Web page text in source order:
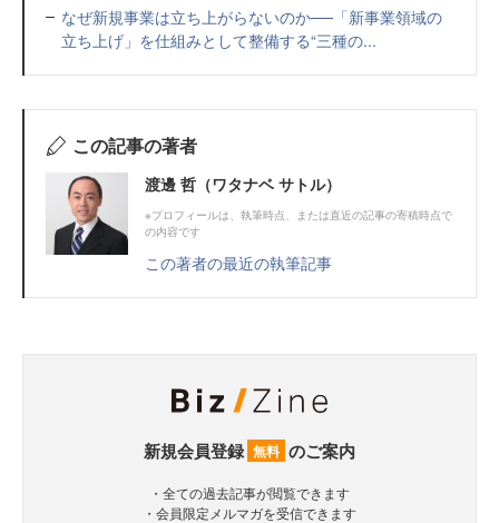
なぜ新規事業は立ち上がらないのか──「新事業領域の
立ち上げ」を仕組みとして整備する“三種の...
この記事の著者
渡邊 哲（ワタナベ サトル）
※プロフィールは、執筆時点、または直近の記事の寄稿時点で
の内容です
この著者の最近の執筆記事
新規会員登録 無料 のご案内
・全ての過去記事が閲覧できます
・会員限定メルマガを受信できます